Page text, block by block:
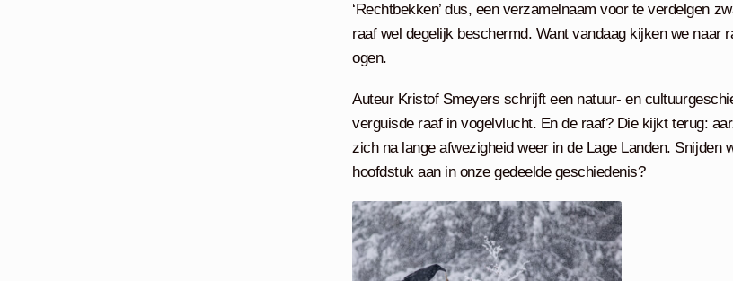
‘Rechtbekken’ dus, een verzamelnaam voor te verdelgen
raaf wel degelijk beschermd. Want vandaag kijken we naar
ogen.
Auteur Kristof Smeyers schrijft een natuur- en
verguisde raaf in vogelvlucht. En de raaf? Die kijkt terug:
zich na lange afwezigheid weer in de Lage Landen. Snijden
hoofdstuk aan in onze gedeelde geschiedenis?